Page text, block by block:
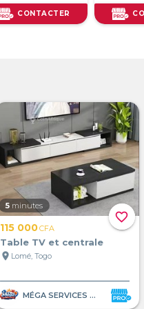
CONTACTER
favorite_border
5 minutes
115 000CFA
Table TV et centrale
location_on Lomé, Togo
MÉGA SERVICES ET VENTE